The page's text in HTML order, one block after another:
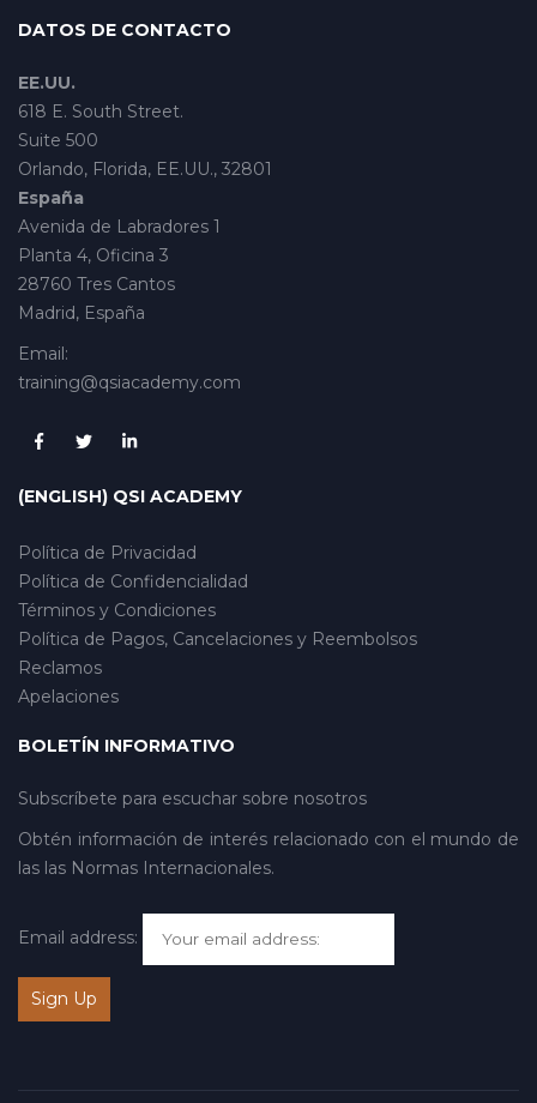
DATOS DE CONTACTO
EE.UU.
618 E. South Street.
Suite 500
Orlando, Florida, EE.UU., 32801
España
Avenida de Labradores 1
Planta 4, Oficina 3
28760 Tres Cantos
Madrid, España
Email:
training@qsiacademy.com
(ENGLISH) QSI ACADEMY
Política de Privacidad
Política de Confidencialidad
Términos y Condiciones
Política de Pagos, Cancelaciones y Reembolsos
Reclamos
Apelaciones
BOLETÍN INFORMATIVO
Subscríbete para escuchar sobre nosotros
Obtén información de interés relacionado con el mundo de
las las Normas Internacionales.
Email address: